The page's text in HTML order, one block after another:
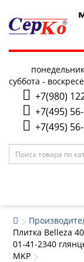
суббота -
+7(980)
+7(495)
+7(495)
Плитка Belleza
01-41-2340
MKP